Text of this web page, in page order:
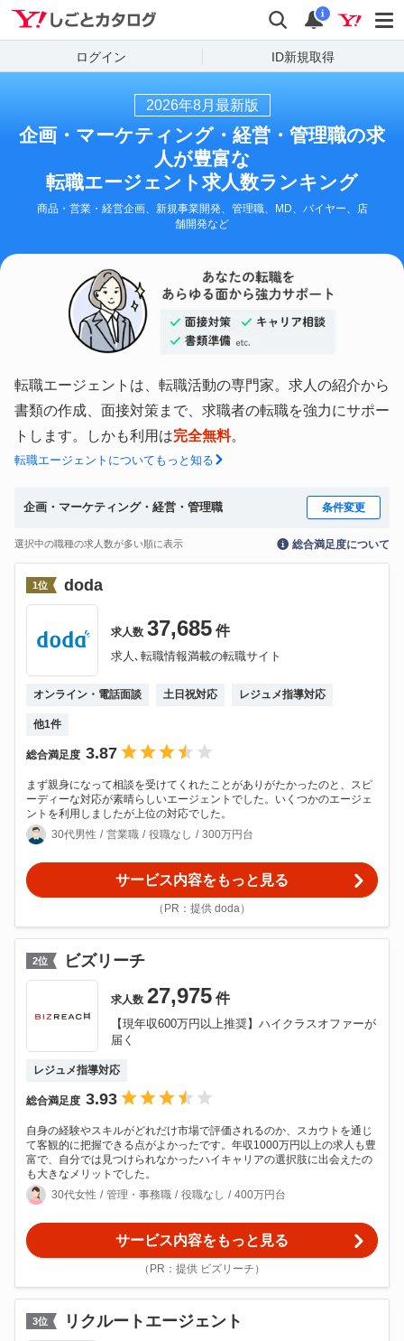
Yahoo!しごとカタログ
検索
通知
i
ログイン ID新規取得
2026年8月最新版
企画・マーケティング・経営・管理職の求
人が豊富な
転職エージェント求人数ランキング
商品・営業・経営企画、新規事業開発、管理職、MD、バイヤー、店
舗開発など
転職エージェントは、転職活動の専門家。求人の紹介から
書類の作成、面接対策まで、求職者の転職を強力にサポー
トします。しかも利用は完全無料。
転職エージェントについてもっと知る
企画・マーケティング・経営・管理職 条件変更
選択中の職種の求人数が多い順に表示 総合満足度について
1位 doda
求人数 37,685 件
求人､転職情報満載の転職サイト
オンライン・電話面談 土日祝対応 レジュメ指導対応
他1件
総合満足度 3.87
まず親身になって相談を受けてくれたことがありがたかったのと、スピ
ーディーな対応が素晴らしいエージェントでした。いくつかのエージェ
ントを利用しましたが上位の対応でした。
30代男性
営業職 役職なし 300万円台
サービス内容をもっと見る
（PR：提供 doda）
2位 ビズリーチ
求人数 27,975 件
【現年収600万円以上推奨】ハイクラスオファーが
届く
レジュメ指導対応
総合満足度 3.93
自身の経験やスキルがどれだけ市場で評価されるのか、スカウトを通じ
て客観的に把握できる点がよかったです。年収1000万円以上の求人も豊
富で、自分では見つけられなかったハイキャリアの選択肢に出会えたの
も大きなメリットでした。
30代女性
管理・事務職 役職なし 400万円台
サービス内容をもっと見る
（PR：提供 ビズリーチ）
3位 リクルートエージェント